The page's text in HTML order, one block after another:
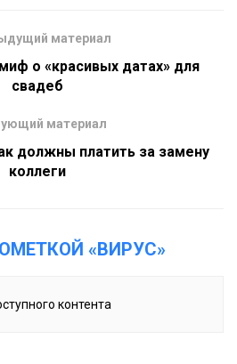
материал
о «красивых датах» для
свадеб
материал
должны платить за замену
коллеги
«ВИРУС»
контента